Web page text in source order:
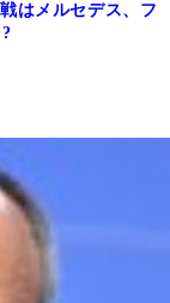
はメルセデス、フ